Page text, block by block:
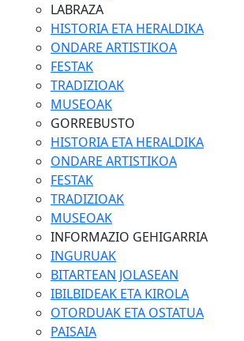
LABRAZA
HISTORIA ETA HERALDIKA
ONDARE ARTISTIKOA
FESTAK
TRADIZIOAK
MUSEOAK
GORREBUSTO
HISTORIA ETA HERALDIKA
ONDARE ARTISTIKOA
FESTAK
TRADIZIOAK
MUSEOAK
INFORMAZIO GEHIGARRIA
INGURUAK
BITARTEAN JOLASEAN
IBILBIDEAK ETA KIROLA
OTORDUAK ETA OSTATUA
PAISAIA